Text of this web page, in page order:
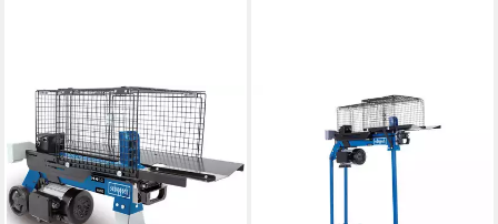
SCHEPPACH
Holzspalter »HL760L«, 2200
W, Spaltgutlänge bis 52 cm,
Spaltgutdurchmesser bis 25
cm, Spaltkraft 7 Tonnen
SCHEPPACH
Elektroholzspalter HL760LS,
Spaltgutlänge bis 52 cm,
Spaltgutdurchmesser bis 25
cm, (Set, inkl. Untergestell),